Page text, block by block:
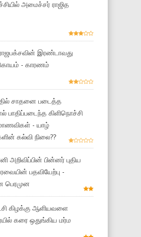
அமைச்சர் ராஜித
இரண்டாவது
- காரணம்
சாதனை படைத்த
பாதிப்படைந்த கிளிநொச்சி
- யாழ்
கல்வி நிலை??
அறிவிப்பின் பின்னர் புதிய
பதவியேற்பு -
பெரமுன
கிழக்கு ஆளியவளை
கரை ஒதுங்கிய மர்ம